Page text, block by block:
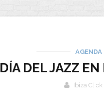
AGENDA
DÍA DEL JAZZ EN
Ibiza Click